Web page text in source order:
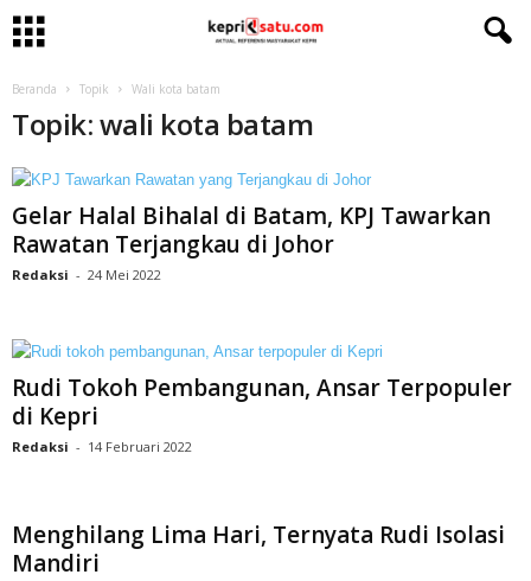
Beranda Topik Wali kota batam
Topik: wali kota batam
Gelar Halal Bihalal di Batam, KPJ Tawarkan
Rawatan Terjangkau di Johor
Redaksi - 24 Mei 2022
Rudi Tokoh Pembangunan, Ansar Terpopuler
di Kepri
Redaksi - 14 Februari 2022
Menghilang Lima Hari, Ternyata Rudi Isolasi
Mandiri